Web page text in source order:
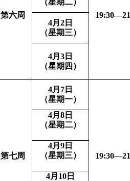
第六周 19:30—21
（星期二）
4月2日
（星期三）
4月3日
（星期四 ）
第七周
4月7日
（星期一）
19:30—21
4月8 日
（星期二）
4月9 日
（星期三）
4月 10 日